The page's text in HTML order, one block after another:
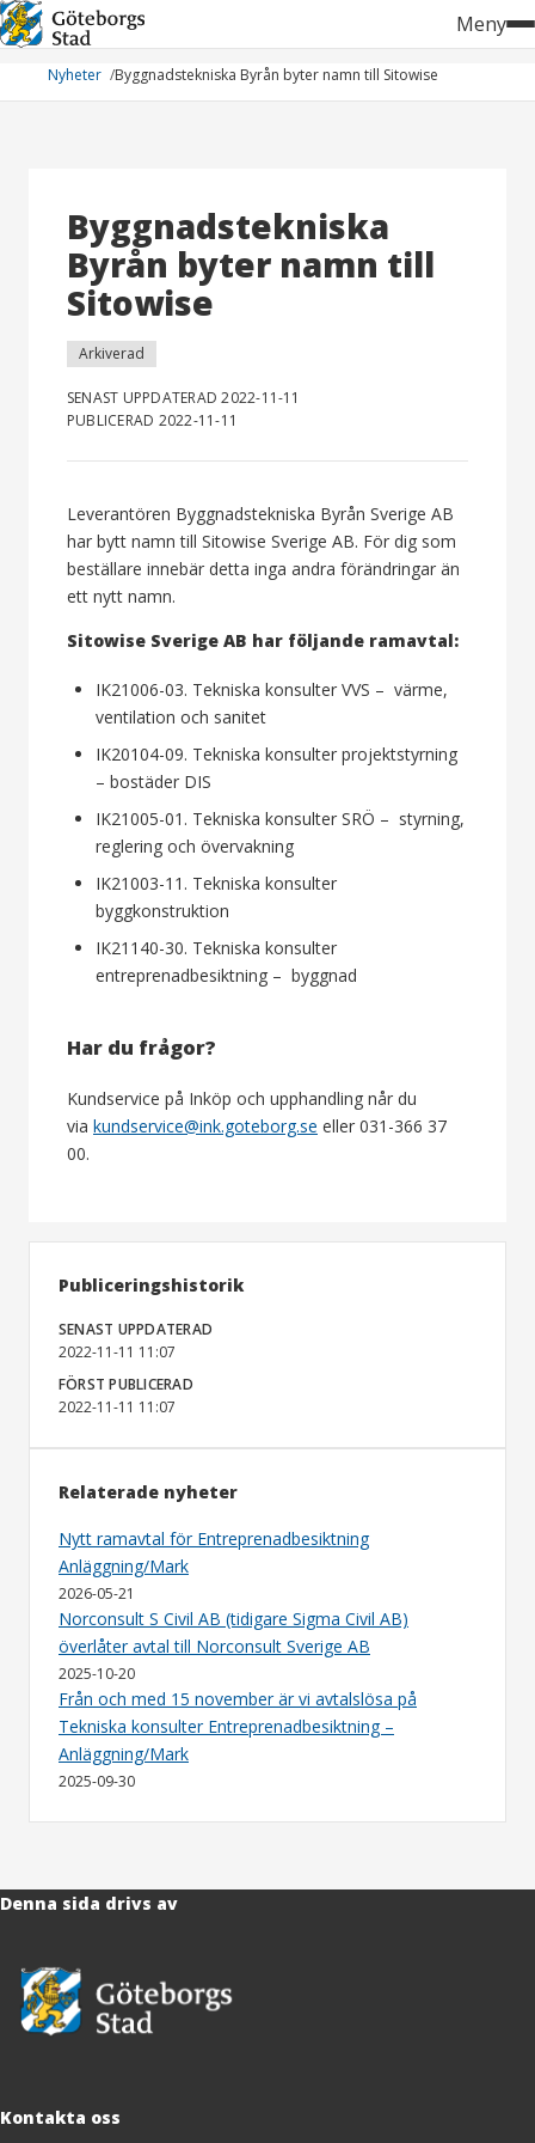
Hoppa
till
innehåll
Meny
Nyheter Byggnadstekniska Byrån byter namn till Sitowise
Byggnadstekniska
Byrån byter namn till
Sitowise
Arkiverad
SENAST UPPDATERAD 2022-11-11
PUBLICERAD 2022-11-11
Leverantören Byggnadstekniska Byrån Sverige AB
har bytt namn till Sitowise Sverige AB. För dig som
beställare innebär detta inga andra förändringar än
ett nytt namn.
Sitowise Sverige AB har följande ramavtal:
IK21006-03. Tekniska konsulter VVS – värme,
ventilation och sanitet
IK20104-09. Tekniska konsulter projektstyrning
– bostäder DIS
IK21005-01. Tekniska konsulter SRÖ – styrning,
reglering och övervakning
IK21003-11. Tekniska konsulter
byggkonstruktion
IK21140-30. Tekniska konsulter
entreprenadbesiktning – byggnad
Har du frågor?
Kundservice på Inköp och upphandling når du
via kundservice@ink.goteborg.se eller 031-366 37
00.
Publiceringshistorik
SENAST UPPDATERAD
2022-11-11 11:07
FÖRST PUBLICERAD
2022-11-11 11:07
Relaterade nyheter
Nytt ramavtal för Entreprenadbesiktning
Anläggning/Mark
2026-05-21
Norconsult S Civil AB (tidigare Sigma Civil AB)
överlåter avtal till Norconsult Sverige AB
2025-10-20
Från och med 15 november är vi avtalslösa på
Tekniska konsulter Entreprenadbesiktning –
Anläggning/Mark
2025-09-30
Denna sida drivs av
Kontakta oss